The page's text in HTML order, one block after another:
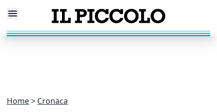
Home Cronaca